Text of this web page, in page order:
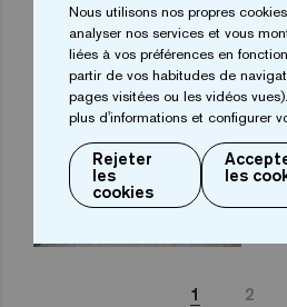
1 2
Nous utilisons nos propres
analyser nos services et vous
liées à vos préférences en
partir de vos habitudes de
pages visitées ou les vidéos
plus d'informations et configurer
Rejeter
les
cookies
les